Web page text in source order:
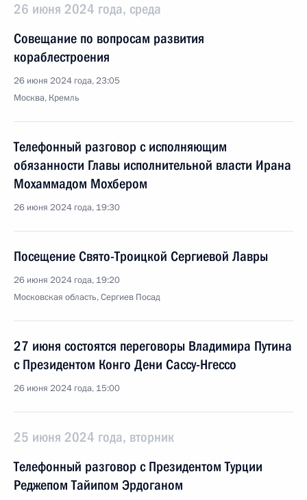
26 июня 2024 года, среда
Совещание по вопросам развития
кораблестроения
26 июня 2024 года, 23:05
Москва, Кремль
Телефонный разговор с исполняющим
обязанности Главы исполнительной власти Ирана
Мохаммадом Мохбером
26 июня 2024 года, 19:30
Посещение Свято-Троицкой Сергиевой Лавры
26 июня 2024 года, 19:20
Московская область, Сергиев Посад
27 июня состоятся переговоры Владимира Путина
с Президентом Конго Дени Сассу-Нгессо
26 июня 2024 года, 15:00
25 июня 2024 года, вторник
Телефонный разговор с Президентом Турции
Реджепом Тайипом Эрдоганом